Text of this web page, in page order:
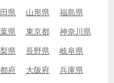
県 山形県 福島県
県 東京都 神奈川県
県 長野県 岐阜県
府 大阪府 兵庫県